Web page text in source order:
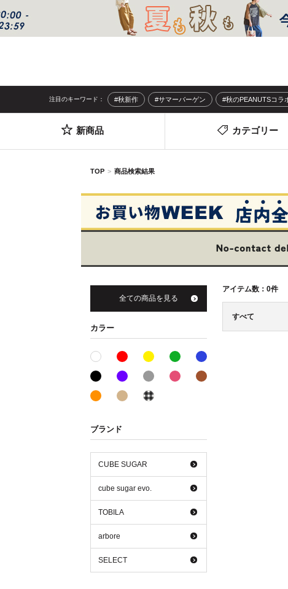
注目のキーワード： #秋新作 #サマーバーゲン #秋のPEANUTSコラ
新商品 カテゴリー
TOP 商品検索結果
アイテム数： 0件
すべて
全ての商品を見る
カラー
ホワイト系レッド系 イエロー系グリーン系
ブラック系パープル系グレー系 ピンク系
オレンジ系ベージュ系
ブランド
CUBE SUGAR
cube sugar evo.
TOBILA
arbore
SELECT